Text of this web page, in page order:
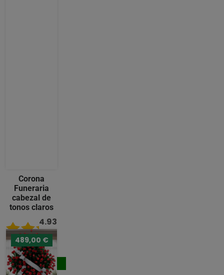
Corona
Funeraria
cabezal de
tonos claros
4.93
/ 5
242,00 €
Comprar
489,00 €